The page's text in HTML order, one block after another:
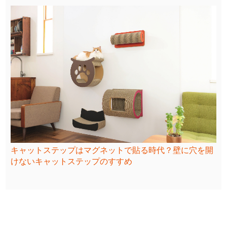
キャットステップはマグネットで貼る時代？壁に穴を開
けないキャットステップのすすめ